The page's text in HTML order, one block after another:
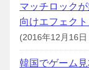
マッチロック
向けエフェク
(2016年12月16日
韓国でゲーム